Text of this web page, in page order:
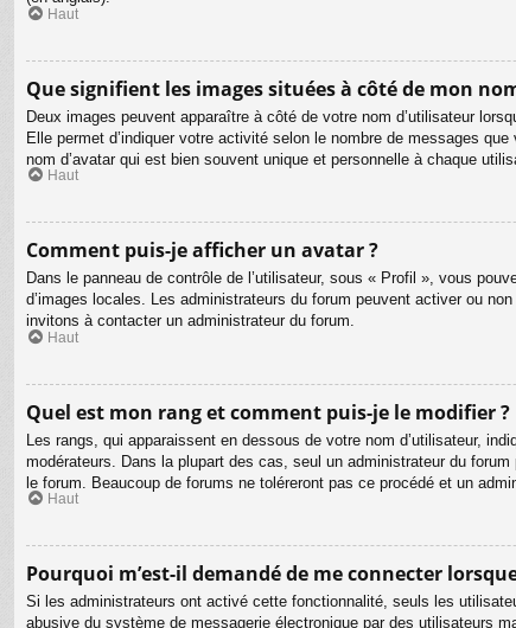
Haut
Que signifient les images situées à côté de mon
Deux images peuvent apparaître à côté de votre nom d’utilisateur
Elle permet d’indiquer votre activité selon le nombre de messages
nom d’avatar qui est bien souvent unique et personnelle à chaque
Haut
Comment puis-je afficher un avatar ?
Dans le panneau de contrôle de l’utilisateur, sous « Profil », vous
d’images locales. Les administrateurs du forum peuvent activer ou
invitons à contacter un administrateur du forum.
Haut
Quel est mon rang et comment puis-je le modifier ?
Les rangs, qui apparaissent en dessous de votre nom d’utilisateur,
modérateurs. Dans la plupart des cas, seul un administrateur du
le forum. Beaucoup de forums ne toléreront pas ce procédé et un
Haut
Pourquoi m’est-il demandé de me connecter
Si les administrateurs ont activé cette fonctionnalité, seuls les
abusive du système de messagerie électronique par des utilisateurs